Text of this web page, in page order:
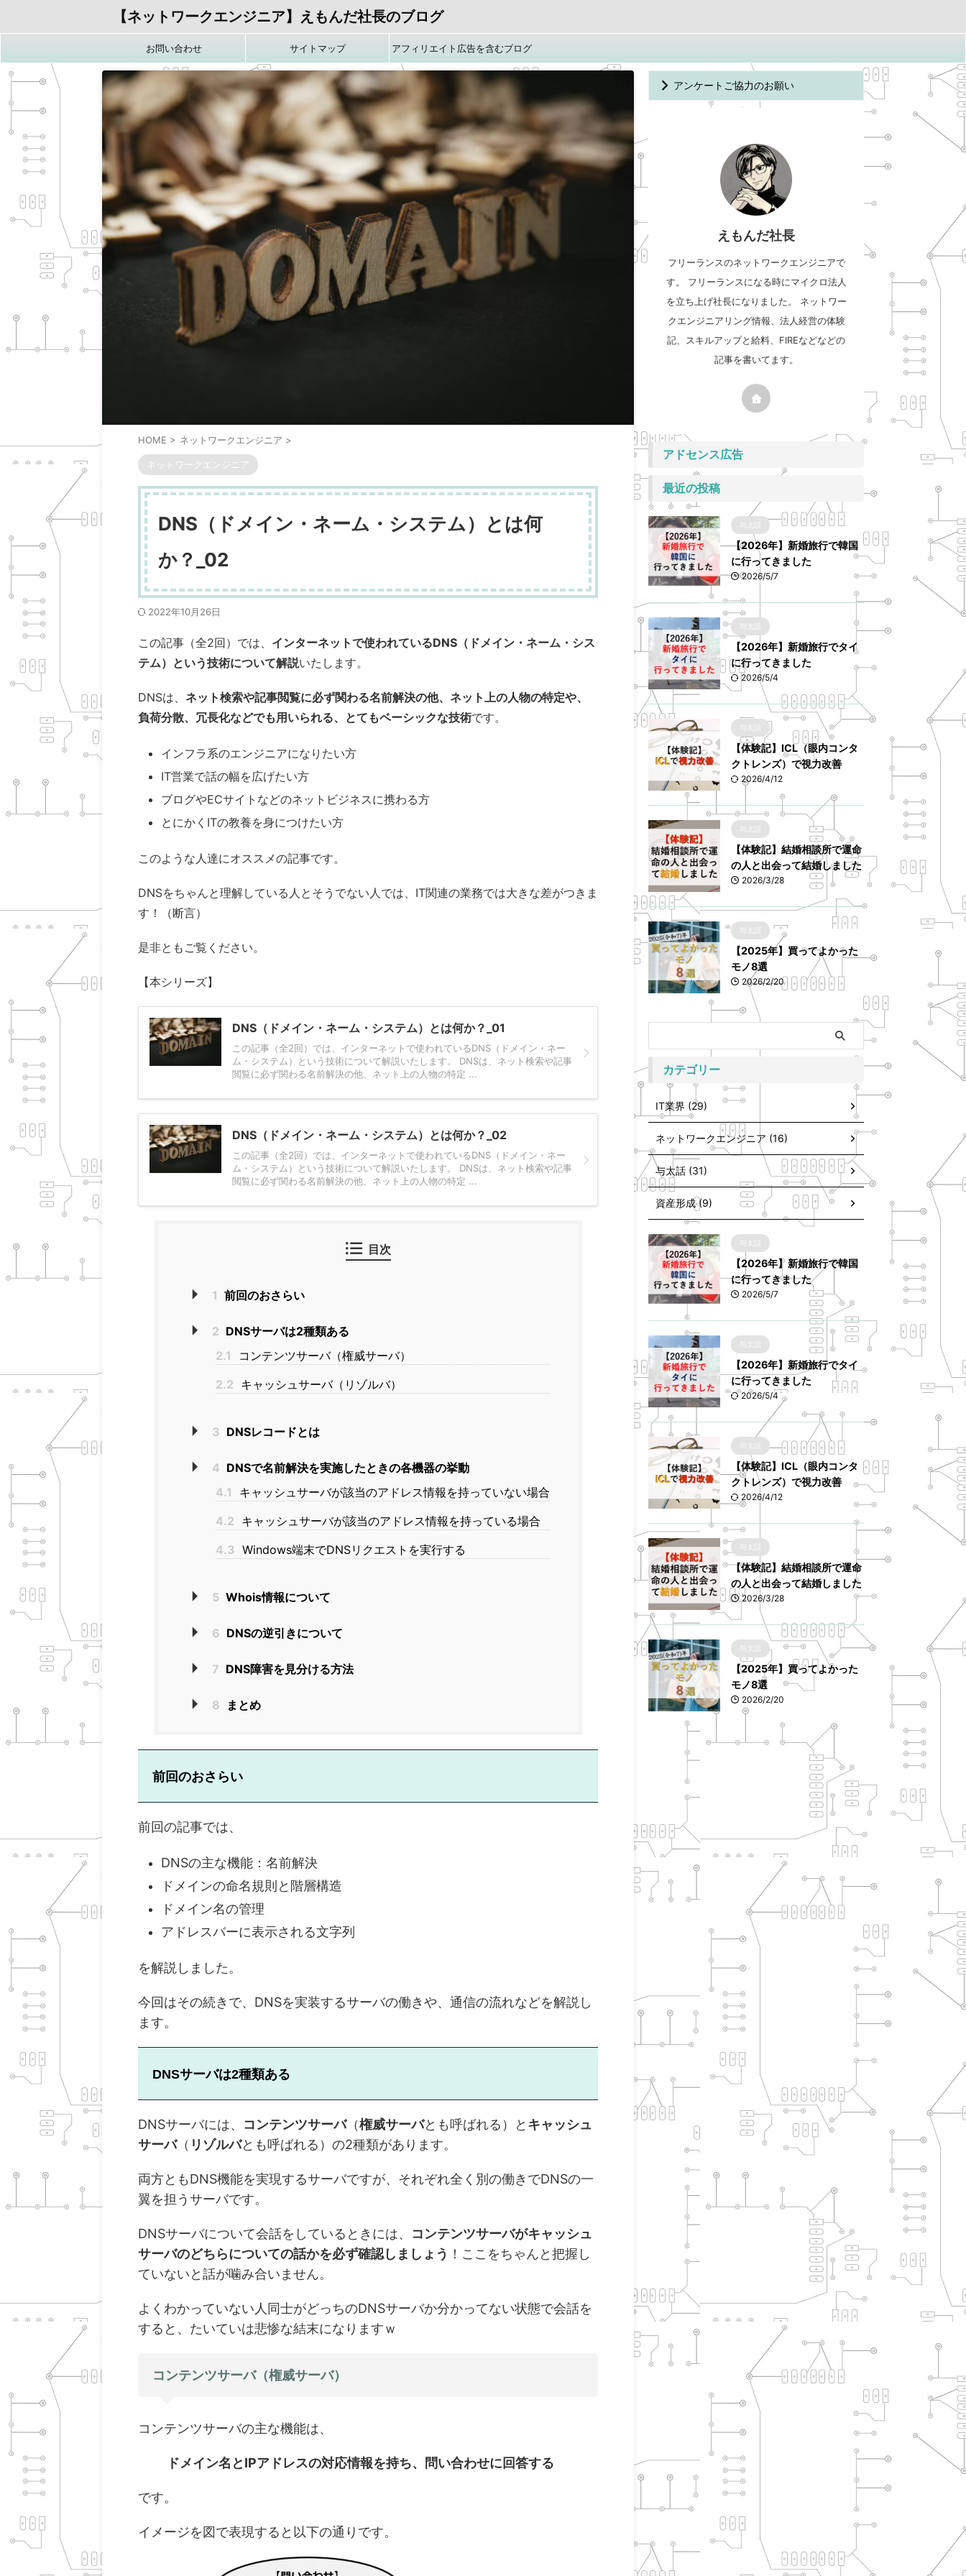
【ネットワークエンジニア】えもんだ社長のブログ
お問い合わせ サイトマップ アフィリエイト広告を含むブログ
です
HOME > ネットワークエンジニア >
ネットワークエンジニア
DNS（ドメイン・ネーム・システム）とは何
か？_02
2022年10月26日
この記事（全2回）では、 インターネットで使われているDNS（ドメイン・ネーム・シス
テム）という技術について解説いたします。
DNSは、 ネット検索や記事閲覧に必ず関わる名前解決の他、ネット上の人物の特定や、
負荷分散、冗長化などでも用いられる、とてもベーシックな技術です。
インフラ系のエンジニアになりたい方
IT営業で話の幅を広げたい方
ブログやECサイトなどのネットビジネスに携わる方
とにかくITの教養を身につけたい方
このような人達にオススメの記事です。
DNSをちゃんと理解している人とそうでない人では、IT関連の業務では大きな差がつきま
す！（断言）
是非ともご覧ください。
【本シリーズ】
DNS（ドメイン・ネーム・システム）とは何か？_01
この記事（全2回）では、インターネットで使われているDNS（ドメイン・ネー
ム・システム）という技術について解説いたします。 DNSは、ネット検索や記事
閲覧に必ず関わる名前解決の他、ネット上の人物の特定 ...
DNS（ドメイン・ネーム・システム）とは何か？_02
この記事（全2回）では、インターネットで使われているDNS（ドメイン・ネー
ム・システム）という技術について解説いたします。 DNSは、ネット検索や記事
閲覧に必ず関わる名前解決の他、ネット上の人物の特定 ...
目次
1 前回のおさらい
2 DNSサーバは2種類ある
2.1
コンテンツサーバ（権威サーバ）
2.2 キャッシュサーバ（リゾルバ）
3 DNSレコードとは
4 DNSで名前解決を実施したときの各機器の挙動
4.1
キャッシュサーバが該当のアドレス情報を持っていない場合
4.2 キャッシュサーバが該当のアドレス情報を持っている場合
4.3 Windows端末でDNSリクエストを実行する
5 Whois情報について
6 DNSの逆引きについて
7 DNS障害を見分ける方法
8 まとめ
前回のおさらい
前回の記事では、
DNSの主な機能：名前解決
ドメインの命名規則と階層構造
ドメイン名の管理
アドレスバーに表示される文字列
を解説しました。
今回はその続きで、DNSを実装するサーバの働きや、通信の流れなどを解説し
ます。
DNSサーバは2種類ある
DNSサーバには、 コンテンツサーバ（権威サーバとも呼ばれる）と キャッシュ
サーバ（ リゾルバとも呼ばれる）の2種類があります。
両方ともDNS機能を実現するサーバですが、それぞれ全く別の働きでDNSの一
翼を担うサーバです。
DNSサーバについて会話をしているときには、 コンテンツサーバがキャッシュ
サーバのどちらについての話かを必ず確認しましょう ！ここをちゃんと把握し
ていないと話が噛み合いません。
よくわかっていない人同士がどっちのDNSサーバか分かってない状態で会話を
すると、たいていは悲惨な結末になりますｗ
コンテンツサーバ（権威サーバ）
コンテンツサーバの主な機能は、
ドメイン名とIPアドレスの対応情報を持ち、問い合わせに回答する
です。
イメージを図で表現すると以下の通りです。
アンケートご協力のお願い
えもんだ社長
フリーランスのネットワークエンジニアで
す。 フリーランスになる時にマイクロ法人
を立ち上げ社長になりました。 ネットワー
クエンジニアリング情報、法人経営の体験
記、スキルアップと給料、FIREなどなどの
記事を書いてます。
アドセンス広告
最近の投稿
【2026年】新婚旅行で韓国
に行ってきました
2026/5/7
【2026年】新婚旅行でタイ
に行ってきました
2026/5/4
【体験記】ICL（眼内コンタ
クトレンズ）で視力改善
2026/4/12
【体験記】結婚相談所で運命
の人と出会って結婚しました
2026/3/28
【2025年】買ってよかった
モノ8選
2026/2/20
カテゴリー
IT業界 (29)
ネットワークエンジニア (16)
与太話 (31)
資産形成 (9)
【2026年】新婚旅行で韓国
に行ってきました
2026/5/7
【2026年】新婚旅行でタイ
に行ってきました
2026/5/4
【体験記】ICL（眼内コンタ
クトレンズ）で視力改善
2026/4/12
【体験記】結婚相談所で運命
の人と出会って結婚しました
2026/3/28
【2025年】買ってよかった
モノ8選
2026/2/20